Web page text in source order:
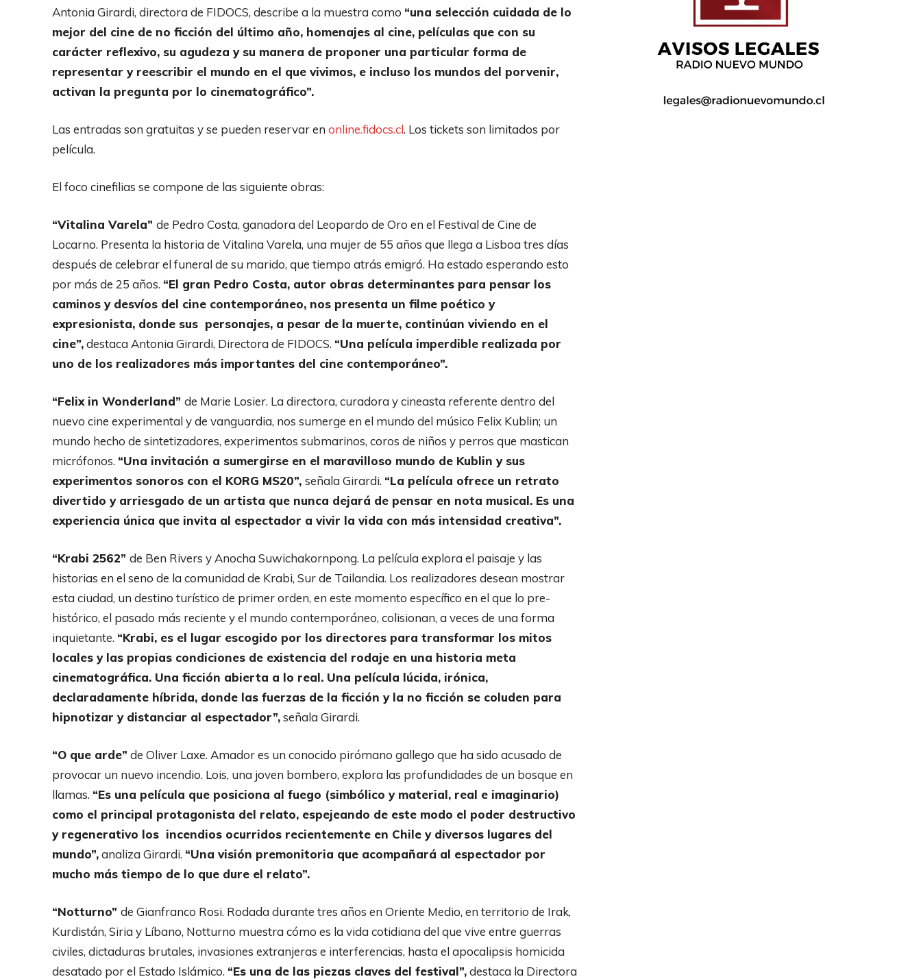
Antonia Girardi, directora de FIDOCS, describe a la muestra como “una selección cuidada de lo
mejor del cine de no ficción del último año, homenajes al cine, películas que con su
carácter reflexivo, su agudeza y su manera de proponer una particular forma de
representar y reescribir el mundo en el que vivimos, e incluso los mundos del porvenir,
activan la pregunta por lo cinematográfico”.
Las entradas son gratuitas y se pueden reservar en online.fidocs.cl. Los tickets son limitados por
película.
El foco cinefilias se compone de las siguiente obras:
“Vitalina Varela” de Pedro Costa, ganadora del Leopardo de Oro en el Festival de Cine de
Locarno. Presenta la historia de Vitalina Varela, una mujer de 55 años que llega a Lisboa tres días
después de celebrar el funeral de su marido, que tiempo atrás emigró. Ha estado esperando esto
por más de 25 años. “El gran Pedro Costa, autor obras determinantes para pensar los
caminos y desvíos del cine contemporáneo, nos presenta un filme poético y
expresionista, donde sus personajes, a pesar de la muerte, continúan viviendo en el
cine”,destaca Antonia Girardi, Directora de FIDOCS. “Una película imperdible realizada por
uno de los realizadores más importantes del cine contemporáneo”.
“Felix in Wonderland” de Marie Losier. La directora, curadora y cineasta referente dentro del
nuevo cine experimental y de vanguardia, nos sumerge en el mundo del músico Felix Kublin; un
mundo hecho de sintetizadores, experimentos submarinos, coros de niños y perros que mastican
micrófonos. “Una invitación a sumergirse en el maravilloso mundo de Kublin y sus
experimentos sonoros con el KORG MS20”, señala Girardi. “La película ofrece un retrato
divertido y arriesgado de un artista que nunca dejará de pensar en nota musical. Es una
experiencia única que invita al espectador a vivir la vida con más intensidad creativa”.
“Krabi 2562” de Ben Rivers y Anocha Suwichakornpong. La película explora el paisaje y las
historias en el seno de la comunidad de Krabi, Sur de Tailandia. Los realizadores desean mostrar
esta ciudad, un destino turístico de primer orden, en este momento específico en el que lo pre-
histórico, el pasado más reciente y el mundo contemporáneo, colisionan, a veces de una forma
inquietante. “Krabi, es el lugar escogido por los directores para transformar los mitos
locales y las propias condiciones de existencia del rodaje en una historia meta
cinematográfica. Una ficción abierta a lo real. Una película lúcida, irónica,
declaradamente híbrida, donde las fuerzas de la ficción y la no ficción se coluden para
hipnotizar y distanciar al espectador”,señala Girardi.
“O que arde” de Oliver Laxe. Amador es un conocido pirómano gallego que ha sido acusado de
provocar un nuevo incendio. Lois, una joven bombero, explora las profundidades de un bosque en
llamas. “Es una película que posiciona al fuego (simbólico y material, real e imaginario)
como el principal protagonista del relato, espejeando de este modo el poder destructivo
y regenerativo los incendios ocurridos recientemente en Chile y diversos lugares del
mundo”,analiza Girardi. “Una visión premonitoria que acompañará al espectador por
mucho más tiempo de lo que dure el relato”.
“Notturno” de Gianfranco Rosi. Rodada durante tres años en Oriente Medio, en territorio de Irak,
Kurdistán, Siria y Líbano, Notturno muestra cómo es la vida cotidiana del que vive entre guerras
civiles, dictaduras brutales, invasiones extranjeras e interferencias, hasta el apocalipsis homicida
desatado por el Estado Islámico. “Es una de las piezas claves del festival”,destaca la Directora